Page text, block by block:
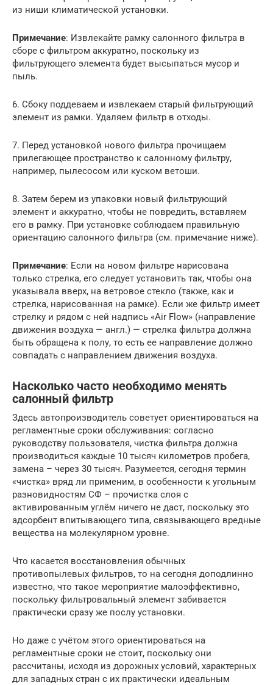
из ниши климатической установки.
Примечание: Извлекайте рамку салонного фильтра в
сборе с фильтром аккуратно, поскольку из
фильтрующего элемента будет высыпаться мусор и
пыль.
6. Сбоку поддеваем и извлекаем старый фильтрующий
элемент из рамки. Удаляем фильтр в отходы.
7. Перед установкой нового фильтра прочищаем
прилегающее пространство к салонному фильтру,
например, пылесосом или куском ветоши.
8. Затем берем из упаковки новый фильтрующий
элемент и аккуратно, чтобы не повредить, вставляем
его в рамку. При установке соблюдаем правильную
ориентацию салонного фильтра (см. примечание ниже).
Примечание: Если на новом фильтре нарисована
только стрелка, его следует установить так, чтобы она
указывала вверх, на ветровое стекло (также, как и
стрелка, нарисованная на рамке). Если же фильтр имеет
стрелку и рядом с ней надпись «Air Flow» (направление
движения воздуха — англ.) — стрелка фильтра должна
быть обращена к полу, то есть ее направление должно
совпадать с направлением движения воздуха.
Насколько часто необходимо менять
салонный фильтр
Здесь автопроизводитель советует ориентироваться на
регламентные сроки обслуживания: согласно
руководству пользователя, чистка фильтра должна
производиться каждые 10 тысяч километров пробега,
замена – через 30 тысяч. Разумеется, сегодня термин
«чистка» вряд ли применим, в особенности к угольным
разновидностям СФ – прочистка слоя с
активированным углём ничего не даст, поскольку это
адсорбент впитывающего типа, связывающего вредные
вещества на молекулярном уровне.
Что касается восстановления обычных
противопылевых фильтров, то на сегодня доподлинно
известно, что такое мероприятие малоэффективно,
поскольку фильтровальный элемент забивается
практически сразу же послу установки.
Но даже с учётом этого ориентироваться на
регламентные сроки не стоит, поскольку они
рассчитаны, исходя из дорожных условий, характерных
для западных стран с их практически идеальным